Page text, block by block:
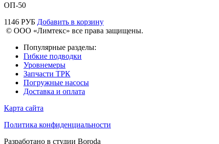
ОП-50
1146 РУБ Добавить в корзину
© ООО «Лимтекс» все права защищены.
Популярные разделы:
Гибкие подводки
Уровнемеры
Запчасти ТРК
Погружные насосы
Доставка и оплата
Карта сайта
Политика конфиденциальности
Разработано в студии Boroda